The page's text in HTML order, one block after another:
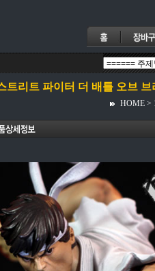
트리트 파이터 더 배틀 오브
HOME >